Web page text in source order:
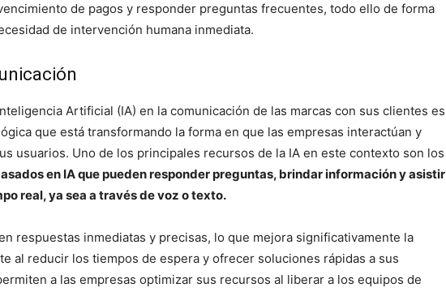
de pagos y responder preguntas frecuentes, todo ello de forma
de intervención humana inmediata.
Artificial (IA) en la comunicación de las marcas con sus clientes es
que está transformando la forma en que las empresas interactúan y
usuarios. Uno de los principales recursos de la IA en este contexto son los
en IA que pueden responder preguntas, brindar información y asistir
real, ya sea a través de voz o texto.
respuestas inmediatas y precisas, lo que mejora significativamente la
al reducir los tiempos de espera y ofrecer soluciones rápidas a sus
a las empresas optimizar sus recursos al liberar a los equipos de